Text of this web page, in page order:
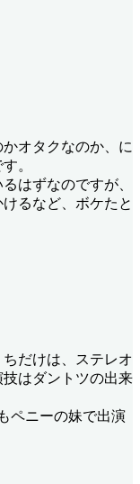
オタクなのか、に
。
はずなのですが、
るなど、ボケたと
だけは、ステレオ
はダントツの出来
ペニーの妹で出演